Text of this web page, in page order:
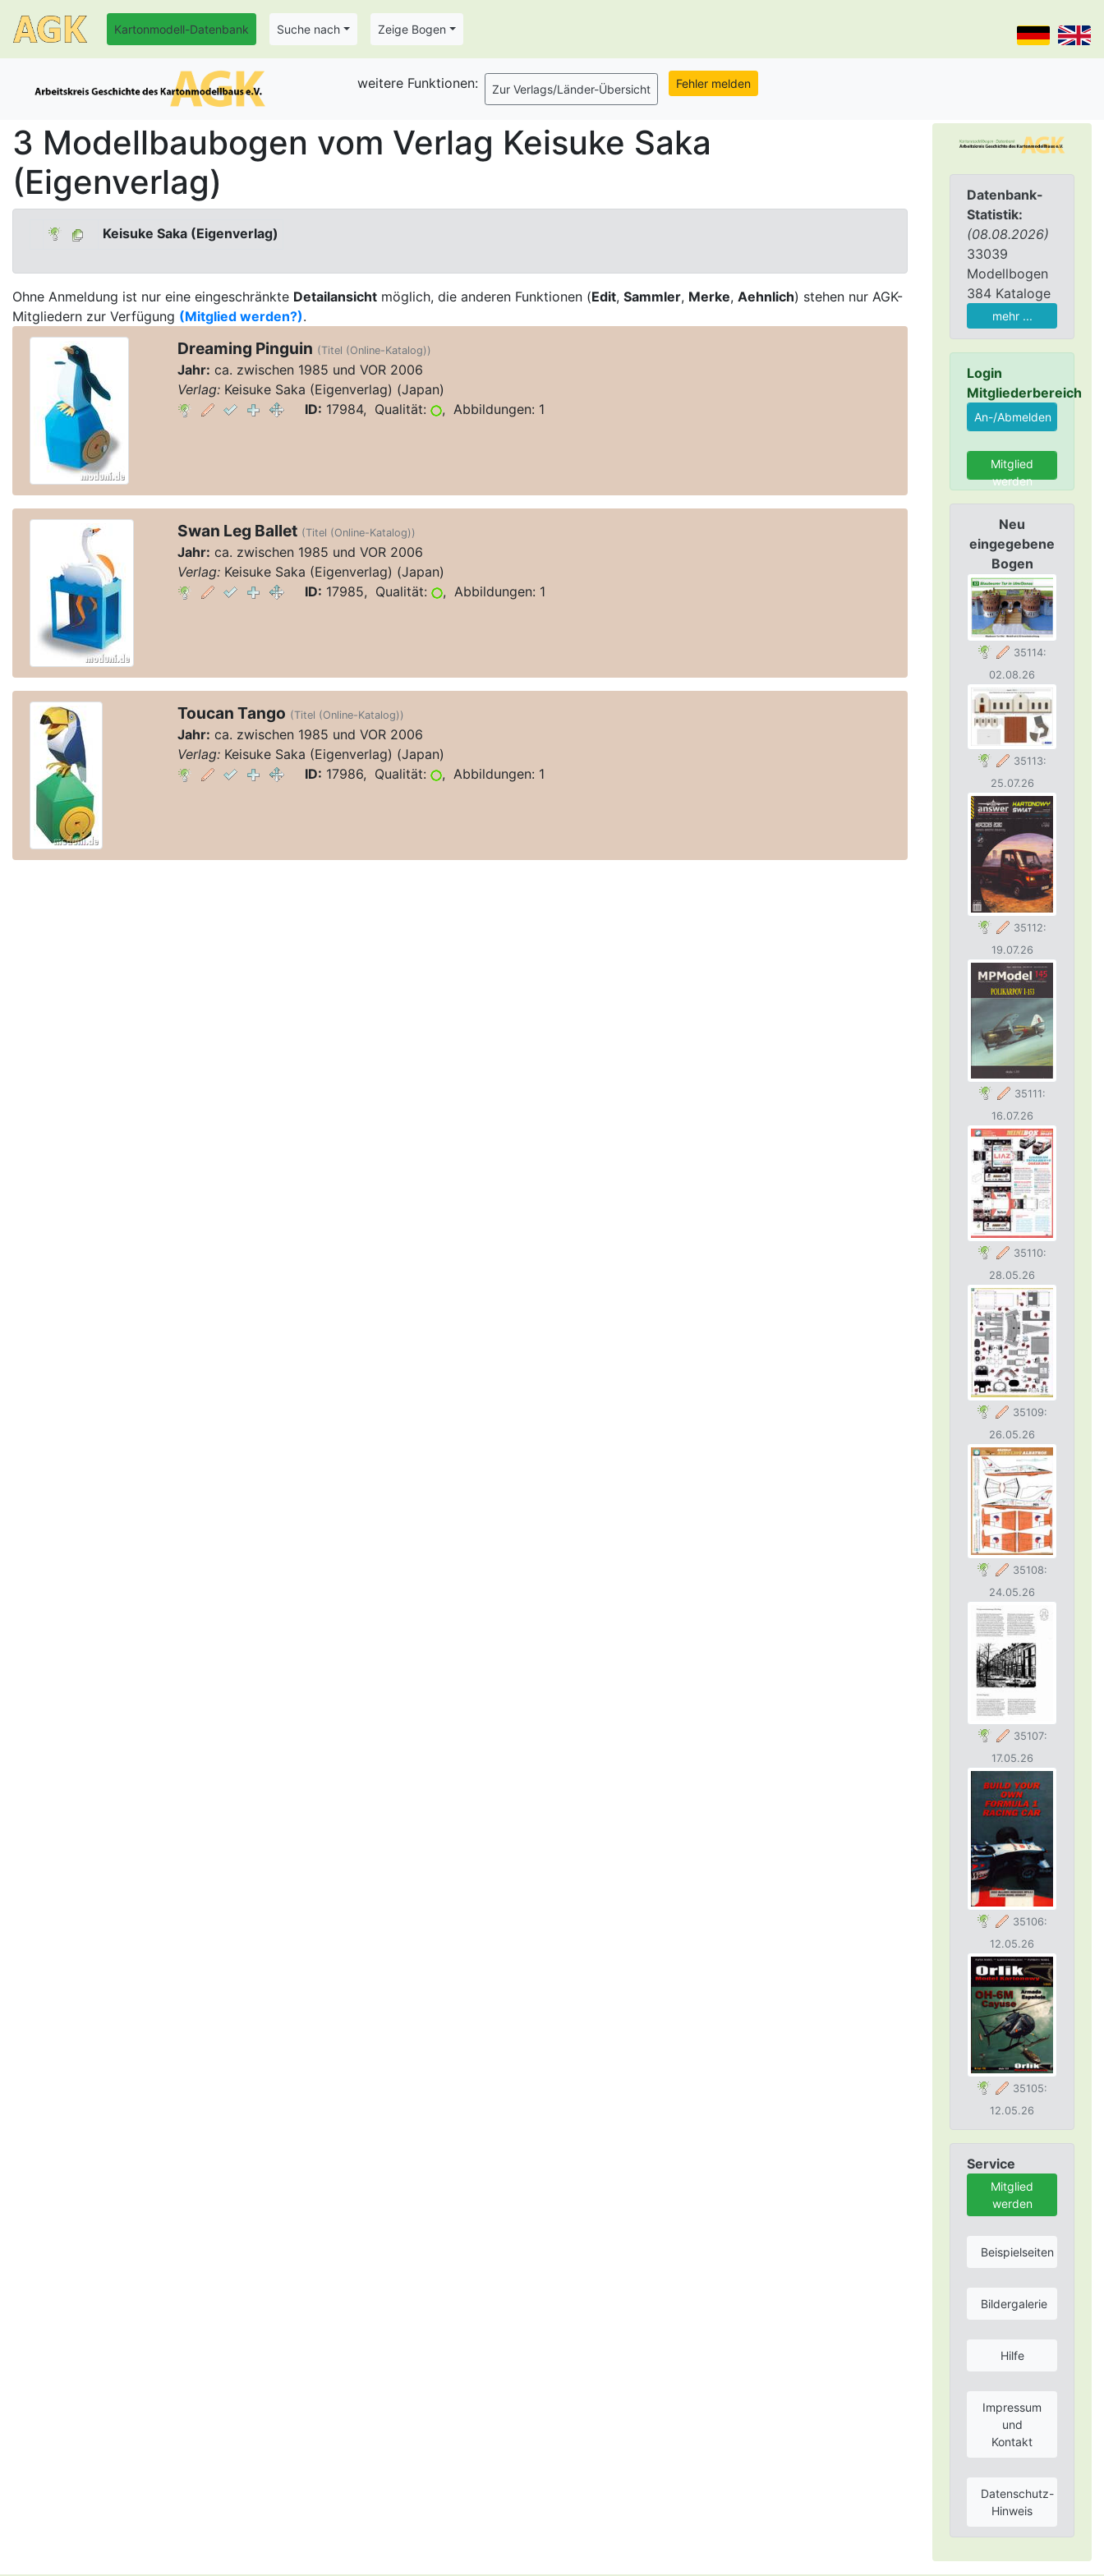
Kartonmodell-Datenbank Suche nach Zeige Bogen
Datenbank-
Statistik:
(08.08.2026)
33039
Modellbogen
384 Kataloge
mehr ...
Login
Mitgliederbereich
Mitglied
werden
Neu
eingegebene
Bogen
35114:
02.08.26
35113:
25.07.26
35112:
19.07.26
35111:
16.07.26
35110:
28.05.26
35109:
26.05.26
35108:
24.05.26
35107:
17.05.26
35106:
12.05.26
35105:
12.05.26
Service
Mitglied
werden
Beispielseiten
Bildergalerie
Hilfe
Impressum
und
Kontakt
Datenschutz-
Hinweis
weitere Funktionen:
3 Modellbaubogen vom Verlag Keisuke Saka
(Eigenverlag)
Keisuke Saka (Eigenverlag)
Ohne Anmeldung ist nur eine eingeschränkte Detailansicht möglich, die anderen Funktionen (Edit, Sammler, Merke, Aehnlich) stehen nur AGK-
Mitgliedern zur Verfügung (Mitglied werden?).
Dreaming Pinguin (Titel (Online-Katalog))
Jahr: ca. zwischen 1985 und VOR 2006
Verlag:Keisuke Saka (Eigenverlag) (Japan)
ID: 17984, Qualität: , Abbildungen: 1
Swan Leg Ballet (Titel (Online-Katalog))
Jahr: ca. zwischen 1985 und VOR 2006
Verlag:Keisuke Saka (Eigenverlag) (Japan)
ID: 17985, Qualität: , Abbildungen: 1
Toucan Tango (Titel (Online-Katalog))
Jahr: ca. zwischen 1985 und VOR 2006
Verlag:Keisuke Saka (Eigenverlag) (Japan)
ID: 17986, Qualität: , Abbildungen: 1